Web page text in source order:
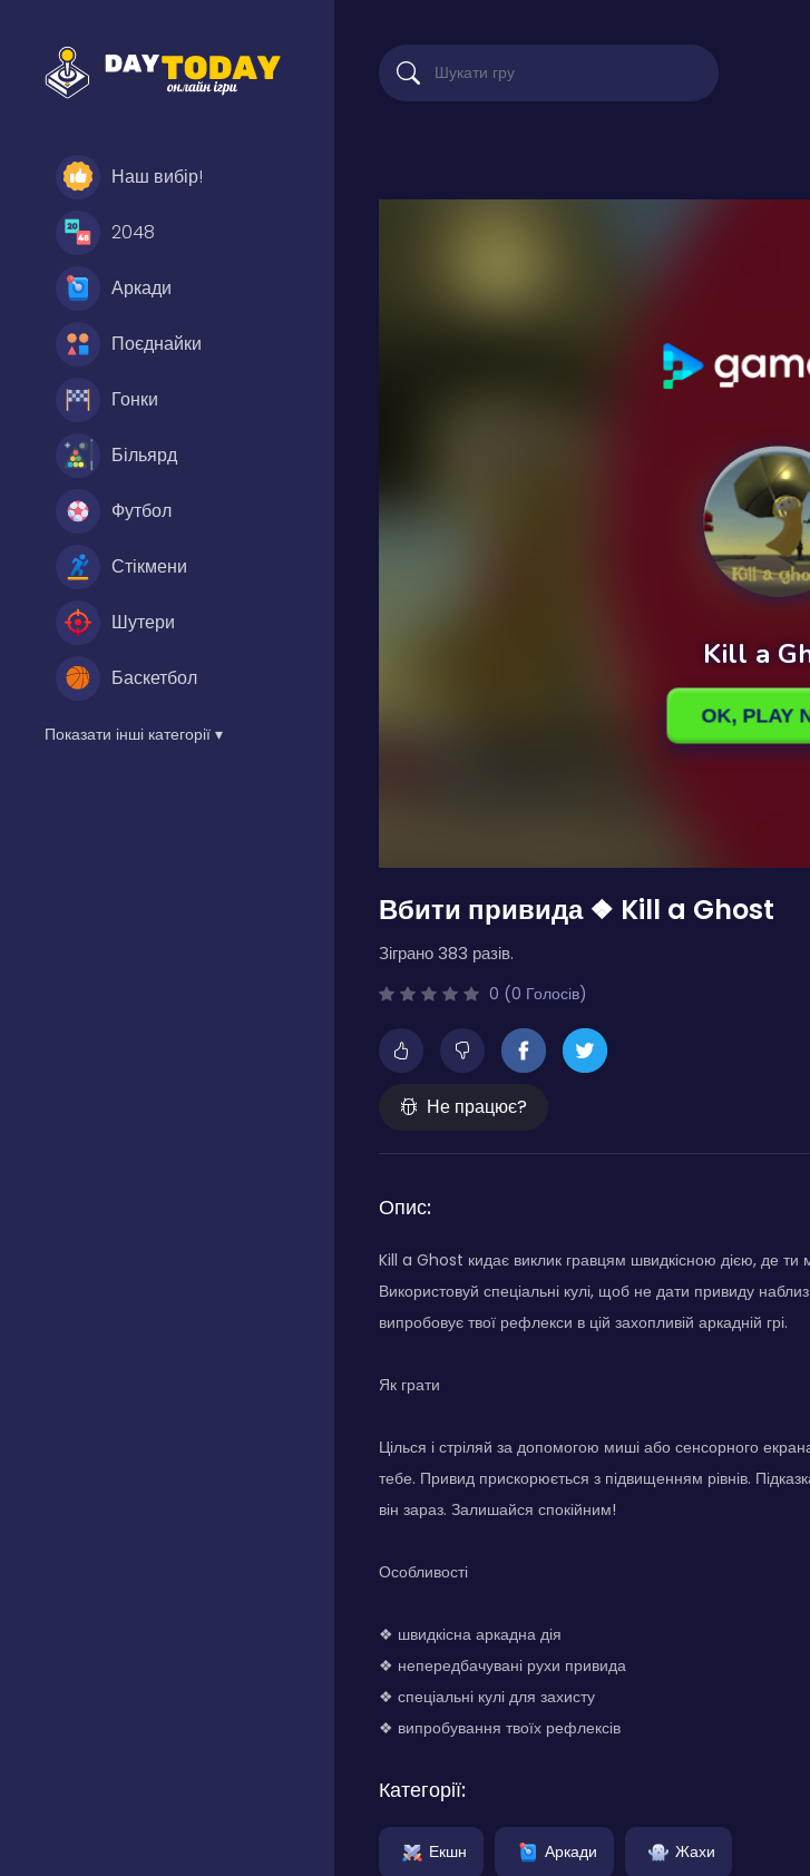
Наш вибір!
2048
Аркади
Поєднайки
Гонки
Більярд
Футбол
Стікмени
Шутери
Баскетбол
Показати інші категорії ▾
Вбити привида ❖ Kill a Ghost
Зіграно 383 разів.
0 (0 Голосів)
Не працює?
Опис:
Kill a Ghost кидає виклик гравцям швидкісною дією, де ти
Використовуй спеціальні кулі, щоб не дати привиду
випробовує твої рефлекси в цій захопливій аркадній грі.
Як грати
Цілься і стріляй за допомогою миші або сенсорного
тебе. Привид прискорюється з підвищенням рівнів.
він зараз. Залишайся спокійним!
Особливості
❖ швидкісна аркадна дія
❖ непередбачувані рухи привида
❖ спеціальні кулі для захисту
❖ випробування твоїх рефлексів
Категорії:
Екшн Аркади Жахи